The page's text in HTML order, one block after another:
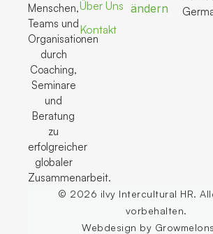
Menschen,
Teams und
Organisationen
durch
Coaching,
Seminare
und
Beratung
zu
erfolgreicher
globaler
Zusammenarbeit.
Über Uns
Kontakt
ändern
© 2026 ilvy Intercultural HR.
vorbehalten.
Webdesign by